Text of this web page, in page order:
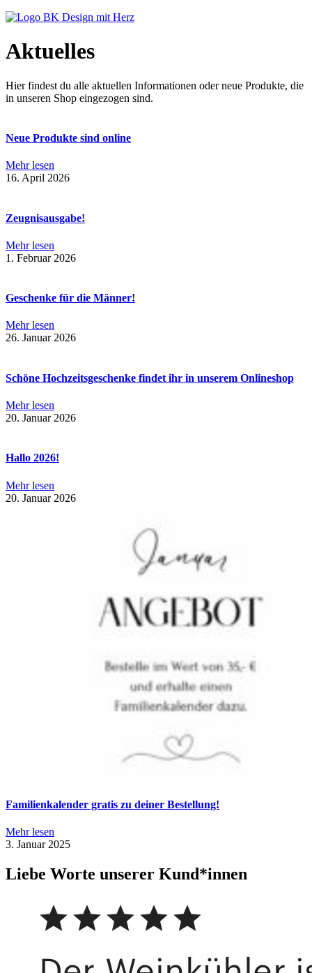
Aktuelles
Hier findest du alle aktuellen Informationen oder neue Produkte, die
in unseren Shop eingezogen sind.
Neue Produkte sind online
Mehr lesen
16. April 2026
Zeugnisausgabe!
Mehr lesen
1. Februar 2026
Geschenke für die Männer!
Mehr lesen
26. Januar 2026
Schöne Hochzeitsgeschenke findet ihr in unserem Onlineshop
Mehr lesen
20. Januar 2026
Hallo 2026!
Mehr lesen
20. Januar 2026
Familienkalender gratis zu deiner Bestellung!
Mehr lesen
3. Januar 2025
Liebe Worte unserer Kund*innen